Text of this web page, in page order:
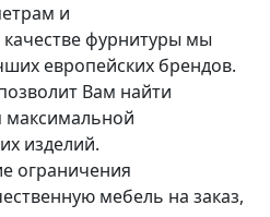
и
фурнитуры мы
европейских брендов.
Вам найти
максимальной
изделий.
ограничения
мебель на заказ,